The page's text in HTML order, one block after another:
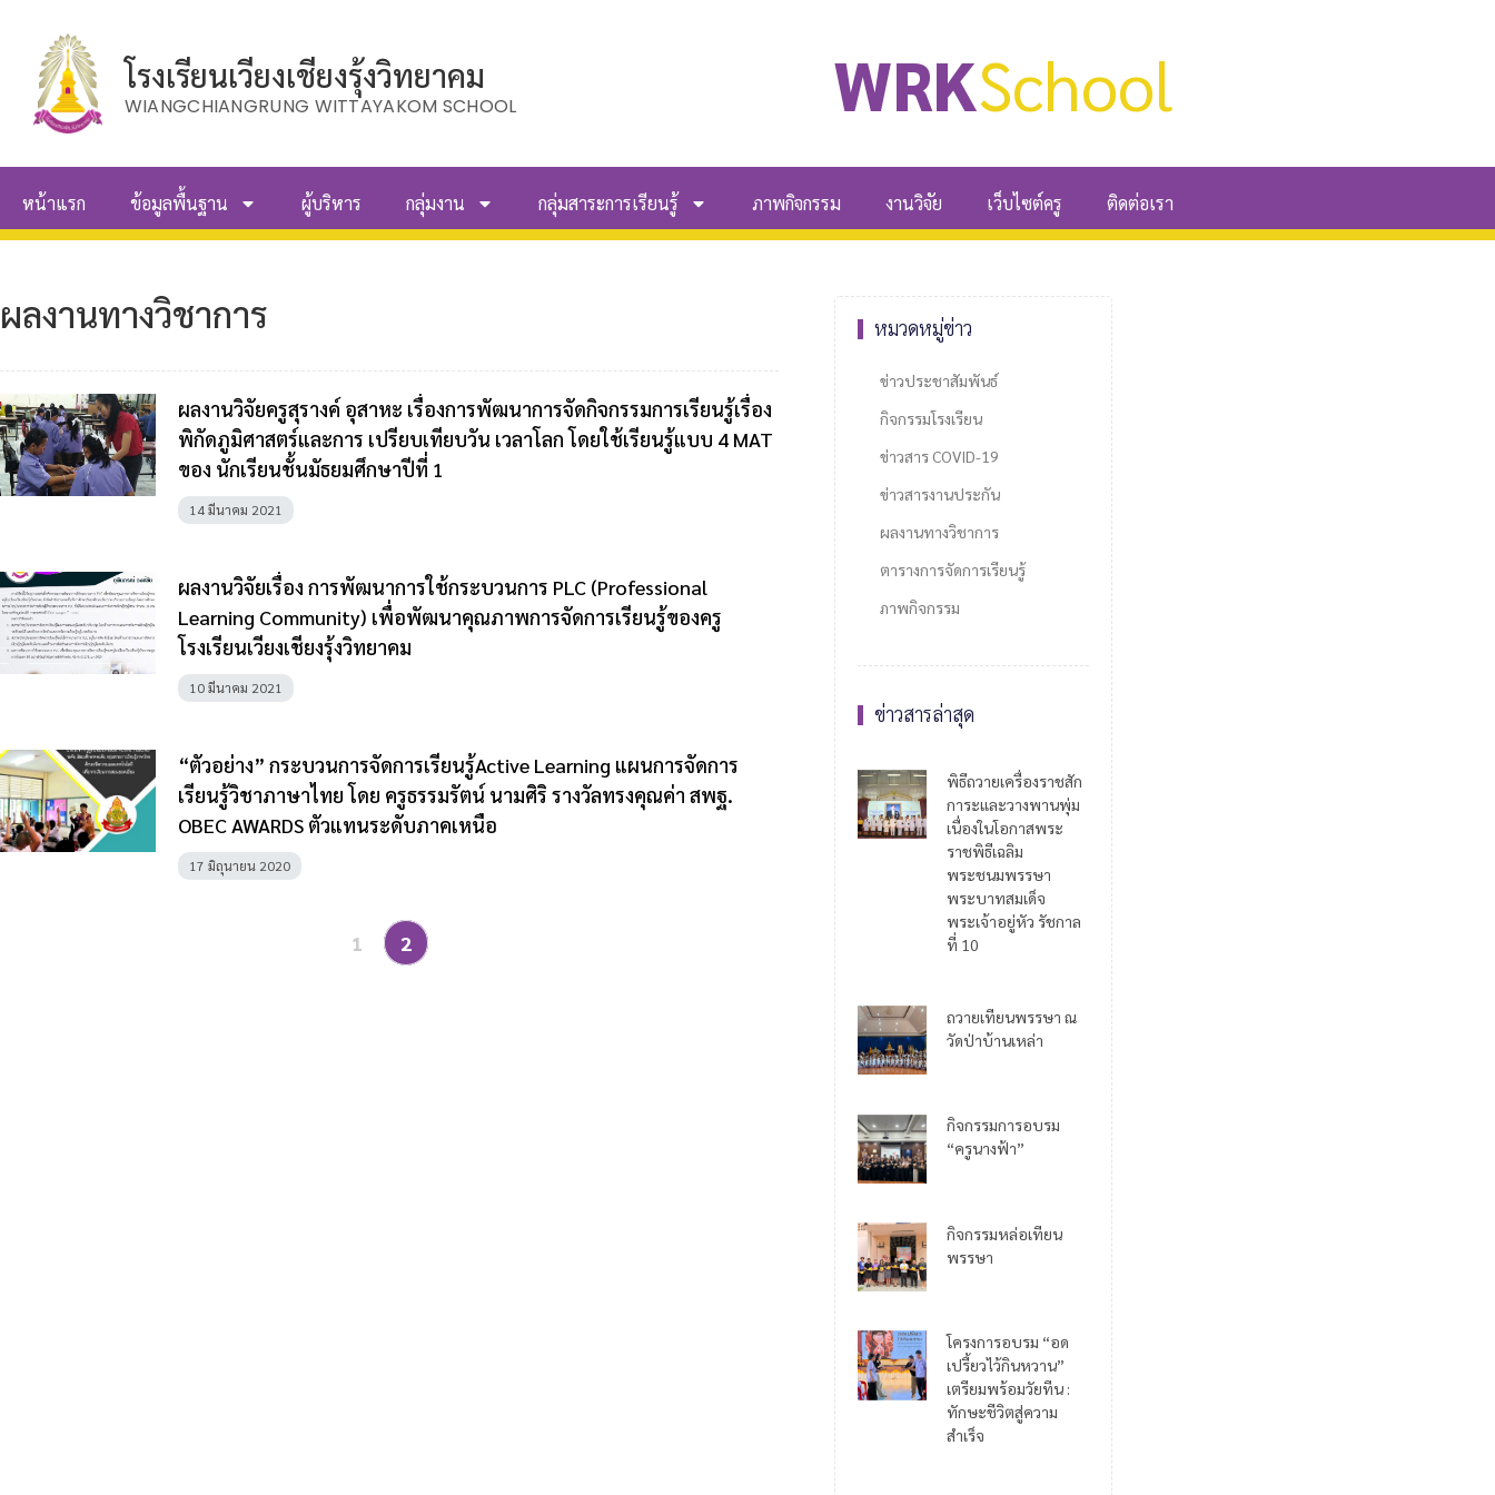
โรงเรียนเวียงเชียงรุ้งวิทยาคม
WIANGCHIANGRUNG WITTAYAKOM SCHOOL WRKSchool
หน้าแรก ข้อมูลพื้นฐาน ผู้บริหาร กลุ่มงาน กลุ่มสาระการเรียนรู้ ภาพกิจกรรม งานวิจัย เว็บไซต์ครู ติดต่อเรา
ผลงานทางวิชาการ
ผลงานวิจัยครูสุรางค์ อุสาหะ เรื่องการพัฒนาการจัดกิจกรรมการเรียนรู้เรื่อง
พิกัดภูมิศาสตร์และการ เปรียบเทียบวัน เวลาโลก โดยใช้เรียนรู้แบบ 4 MAT
ของ นักเรียนชั้นมัธยมศึกษาปีที่ 1
14 มีนาคม 2021
ผลงานวิจัยเรื่อง การพัฒนาการใช้กระบวนการ PLC (Professional
Learning Community) เพื่อพัฒนาคุณภาพการจัดการเรียนรู้ของครู
โรงเรียนเวียงเชียงรุ้งวิทยาคม
10 มีนาคม 2021
“ตัวอย่าง” กระบวนการจัดการเรียนรู้Active Learning แผนการจัดการ
เรียนรู้วิชาภาษาไทย โดย ครูธรรมรัตน์ นามศิริ รางวัลทรงคุณค่า สพฐ.
OBEC AWARDS ตัวแทนระดับภาคเหนือ
17 มิถุนายน 2020
1 2
หมวดหมู่ข่าว
ข่าวประชาสัมพันธ์
กิจกรรมโรงเรียน
ข่าวสาร COVID-19
ข่าวสารงานประกัน
ผลงานทางวิชาการ
ตารางการจัดการเรียนรู้
ภาพกิจกรรม
ข่าวสารล่าสุด
พิธีถวายเครื่องราชสัก
การะและวางพานพุ่ม
เนื่องในโอกาสพระ
ราชพิธีเฉลิม
พระชนมพรรษา
พระบาทสมเด็จ
พระเจ้าอยู่หัว รัชกาล
ที่ 10
ถวายเทียนพรรษา ณ
วัดป่าบ้านเหล่า
กิจกรรมการอบรม
“ครูนางฟ้า”
กิจกรรมหล่อเทียน
พรรษา
โครงการอบรม “อด
เปรี้ยวไว้กินหวาน”
เตรียมพร้อมวัยทีน :
ทักษะชีวิตสู่ความ
สำเร็จ